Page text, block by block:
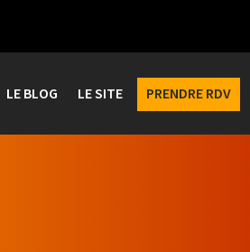
LE BLOG LE SITE PRENDRE RDV